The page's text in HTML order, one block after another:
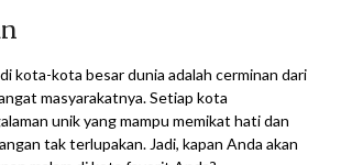
kota-kota besar dunia adalah cerminan dari
masyarakatnya. Setiap kota
unik yang mampu memikat hati dan
tak terlupakan. Jadi, kapan Anda akan